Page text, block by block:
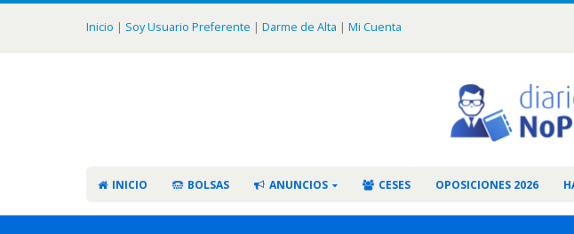
Inicio | Soy Usuario Preferente | Darme de Alta | Mi Cuenta
INICIO BOLSAS ANUNCIOS CESES OPOSICIONES 2026